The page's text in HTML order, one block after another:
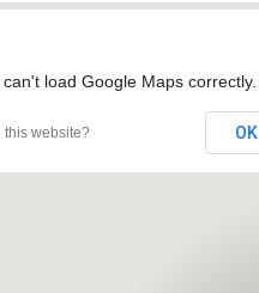
load Google Maps correctly.
this website? OK